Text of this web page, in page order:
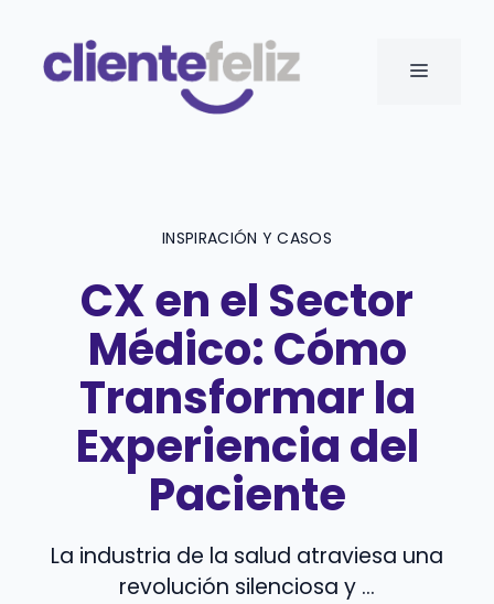
contenido
MENÚ
INSPIRACIÓN Y CASOS
CX en el Sector
Médico: Cómo
Transformar la
Experiencia del
Paciente
La industria de la salud atraviesa una
revolución silenciosa y ...